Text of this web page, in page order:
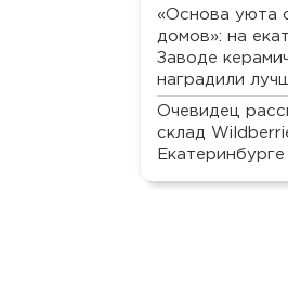
«Основа уюта
домов»: на
Заводе
наградили
Очевидец
склад
Екатеринбурге